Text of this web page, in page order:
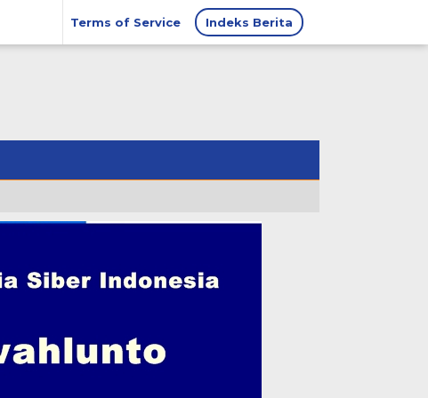
Terms of Service Indeks Berita